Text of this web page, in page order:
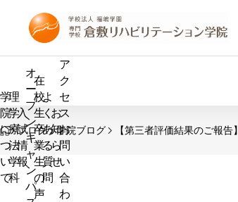
学
院
に
つ
い
て
理
学
療
法
学
科
入
試
情
報
オ
ー
プ
ン
キ
ャ
ン
パ
在
校
生
卒
業
生
の
声
よ
く
あ
る
質
問
お
知
ら
せ
ア
ク
セ
ス
お
問
い
合
わ
学院ブログ
HOME
ブログ 学院ブログ 【第三者評価結果のご報告】